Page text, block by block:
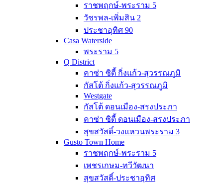
ราชพฤกษ์-พระราม 5
วัชรพล-เพิ่มสิน 2
ประชาอุทิศ 90
Casa Waterside
พระราม 5
Q District
คาซ่า ซิตี้ กิ่งแก้ว-สุวรรณภูมิ
กัสโต้ กิ่งแก้ว-สุวรรณภูมิ
Westgate
กัสโต้ ดอนเมือง-สรงประภา
คาซ่า ซิตี้ ดอนเมือง-สรงประภา
สุขสวัสดิ์-วงแหวนพระราม 3
Gusto Town Home
ราชพฤกษ์-พระราม 5
เพชรเกษม-ทวีวัฒนา
สุขสวัสดิ์-ประชาอุทิศ